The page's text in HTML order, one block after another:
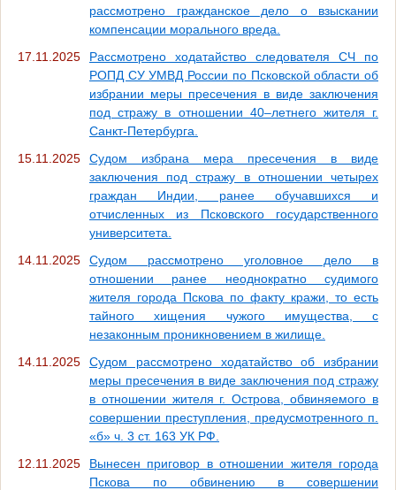
рассмотрено гражданское дело о взыскании
компенсации морального вреда.
17.11.2025
Рассмотрено ходатайство следователя СЧ по
РОПД СУ УМВД России по Псковской области об
избрании меры пресечения в виде заключения
под стражу в отношении 40–летнего жителя г.
Санкт-Петербурга.
15.11.2025
Судом избрана мера пресечения в виде
заключения под стражу в отношении четырех
граждан Индии, ранее обучавшихся и
отчисленных из Псковского государственного
университета.
14.11.2025
Судом рассмотрено уголовное дело в
отношении ранее неоднократно судимого
жителя города Пскова по факту кражи, то есть
тайного хищения чужого имущества, с
незаконным проникновением в жилище.
14.11.2025
Судом рассмотрено ходатайство об избрании
меры пресечения в виде заключения под стражу
в отношении жителя г. Острова, обвиняемого в
совершении преступления, предусмотренного п.
«б» ч. 3 ст. 163 УК РФ.
12.11.2025
Вынесен приговор в отношении жителя города
Пскова по обвинению в совершении